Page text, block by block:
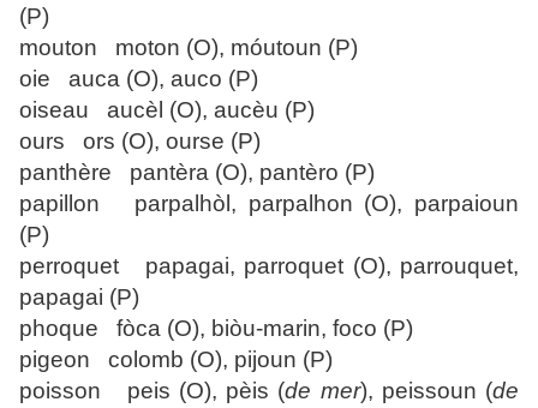
(P)
mouton moton (O), móutoun (P)
oie auca (O), auco (P)
oiseau aucèl (O), aucèu (P)
ours ors (O), ourse (P)
panthère pantèra (O), pantèro (P)
papillon parpalhòl, parpalhon (O), parpaioun
(P)
perroquet papagai, parroquet (O), parrouquet,
papagai (P)
phoque fòca (O), biòu-marin, foco (P)
pigeon colomb (O), pijoun (P)
poisson peis (O), pèis (de mer), peissoun (de